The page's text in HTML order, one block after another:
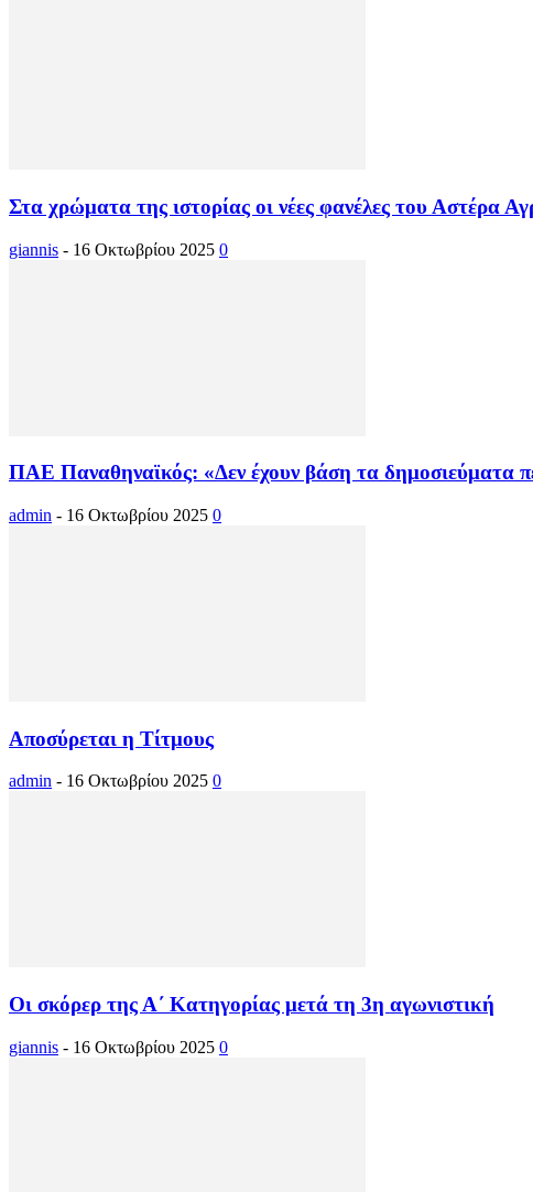
Στα χρώματα της ιστορίας οι νέες φανέλες του Αστέρα
giannis - 16 Οκτωβρίου 2025 0
ΠΑΕ Παναθηναϊκός: «Δεν έχουν βάση τα δημοσιεύματα
admin - 16 Οκτωβρίου 2025 0
Αποσύρεται η Τίτμους
admin - 16 Οκτωβρίου 2025 0
Οι σκόρερ της Α΄ Κατηγορίας μετά τη 3η αγωνιστική
giannis - 16 Οκτωβρίου 2025 0